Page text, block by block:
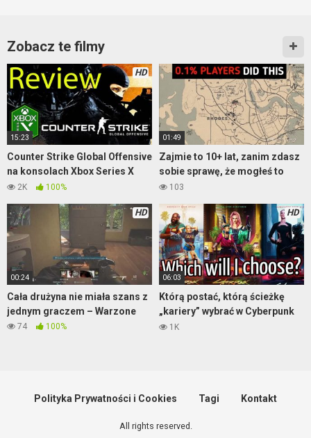
Zobacz te filmy
HD
15:23
Counter Strike Global Offensive
na konsolach Xbox Series X
gameplay z rozgrywki
2K 100%
01:49
Zajmie to 10+ lat, zanim zdasz
sobie sprawę, że mogłeś to
zrobić – RDR2
103
HD
00:24
Cała drużyna nie miała szans z
jednym graczem – Warzone
74 100%
HD
06:03
Którą postać, którą ścieżkę
„kariery” wybrać w Cyberpunk
2077?
1K
Polityka Prywatności i Cookies Tagi Kontakt
All rights reserved.